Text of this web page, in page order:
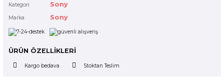
Kategori Sony
Marka Sony
ÜRÜN ÖZELLİKLERİ
Kargo bedava Stoktan Teslim